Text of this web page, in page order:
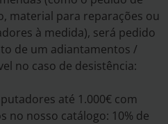
material para reparações ou
à medida), será pedido
de um adiantamentos /
no caso de desistência:
até 1.000€ com
no nosso catálogo: 10% de